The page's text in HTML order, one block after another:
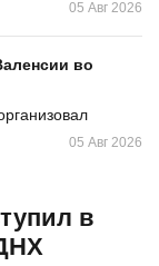
05 Авг 2026
во
05 Авг 2026
в